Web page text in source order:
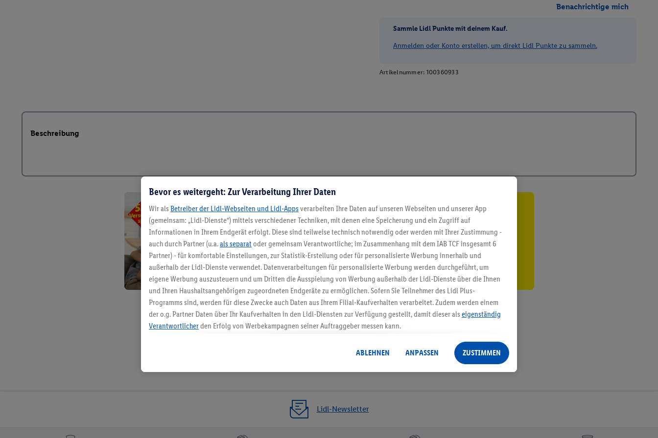
Benachrichtige mich
Sammle Lidl Punkte mit deinem Kauf.
Anmelden oder Konto erstellen, um direkt Lidl Punkte zu sammeln.
Artikelnummer: 100360933
Beschreibung
5.95 € Versand sparen³²ᵃ
Jetzt zum Newsletter anmelden
Gutschein sichern!
Lidl-Newsletter
Bevor es weitergeht: Zur Verarbeitung Ihrer Daten
Wir als Betreiber der Lidl-Webseiten und Lidl-Apps verarbeiten Ihre Daten auf unseren Webseiten und unserer App
(gemeinsam: „Lidl-Dienste“) mittels verschiedener Techniken, mit denen eine Speicherung und ein Zugriff auf
Informationen in Ihrem Endgerät erfolgt. Diese sind teilweise technisch notwendig oder werden mit Ihrer Zustimmung -
auch durch Partner (u.a.als separat oder gemeinsam Verantwortliche; im Zusammenhang mit dem IAB TCF insgesamt 6
Partner) - für komfortable Einstellungen, zur Statistik-Erstellung oder für personalisierte Werbung innerhalb und
außerhalb der Lidl-Dienste verwendet. Datenverarbeitungen für personalisierte Werbung werden durchgeführt, um
eigene Werbung auszusteuern und um Dritten die Ausspielung von Werbung außerhalb der Lidl-Dienste über die Ihnen
und Ihren Haushaltsangehörigen zugeordneten Endgeräte zu ermöglichen. Sofern Sie Teilnehmer des Lidl Plus-
Programms sind, werden für diese Zwecke auch Daten aus Ihrem Filial-Kaufverhalten verarbeitet. Zudem werden einem
der o.g. Partner Daten über Ihr Kaufverhalten in den Lidl-Diensten zur Verfügung gestellt, damit dieser als eigenständig
Verantwortlicherden Erfolg von Werbekampagnen seiner Auftraggeber messen kann.
angereicherten Profilen. Dies umfasst die Zusammenführung von Daten (z.B. über Ihre Nutzung der Lidl-Dienste, Ihr
Kaufverhalten in den Lidl-Diensten, Informationen aus Ihrem Kundenkonto - z.B. Alter oder Geschlecht - sowie Ihre
genauen Standortdaten) auch über verschiedene Endgeräte und Lidl-Dienste hinweg einschließlich dem Speichern von
Erfolgsmessung der Werbung, zur Zielgruppenforschung, zur Entwicklung von Angeboten sowie zur technischen
Sicherung und Optimierung dieser Werbeausspielungen.
ABLEHNEN ANPASSEN ZUSTIMMEN